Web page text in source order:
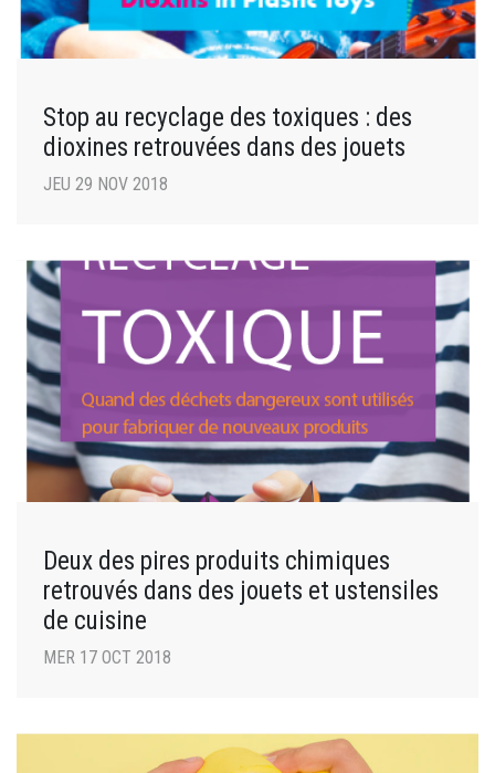
Stop au recyclage des toxiques : des
dioxines retrouvées dans des jouets
JEU 29 NOV 2018
Deux des pires produits chimiques
retrouvés dans des jouets et ustensiles
de cuisine
MER 17 OCT 2018